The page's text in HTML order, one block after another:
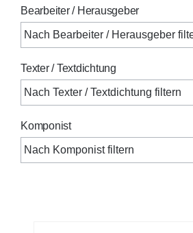
Bearbeiter / Herausgeber
Texter / Textdichtung
Komponist